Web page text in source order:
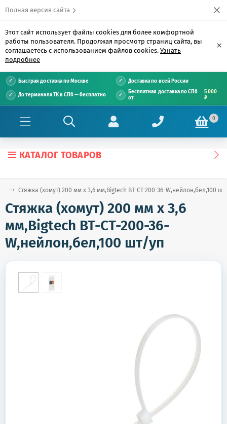
Полная версия сайта
Этот сайт использует файлы cookies для более комфортной
работы пользователя. Продолжая просмотр страниц сайта, вы
соглашаетесь с использованием файлов cookies. Узнать
подробнее
×
Быстрая доставка по Москве Доставка по всей России
До терминала ТК в СПб — бесплатно
Бесплатная доставка по СПб
от
5 000
₽
0
КАТАЛОГ ТОВАРОВ
Стяжка (хомут) 200 мм x 3,6 мм,Bigtech BT-CT-200-36-W,нейлон,бел,100
Стяжка (хомут) 200 мм x 3,6
мм,Bigtech BT-CT-200-36-
W,нейлон,бел,100 шт/уп